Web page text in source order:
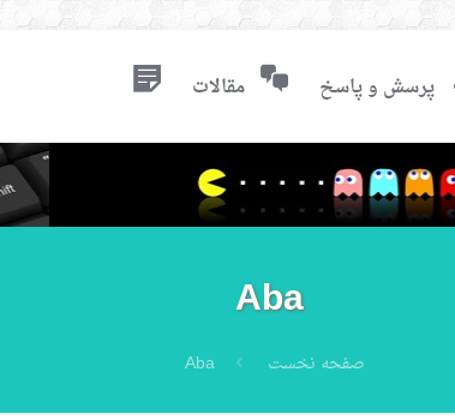
پرسش و پاسخ مقالات
Aba
صفحه نخست Aba